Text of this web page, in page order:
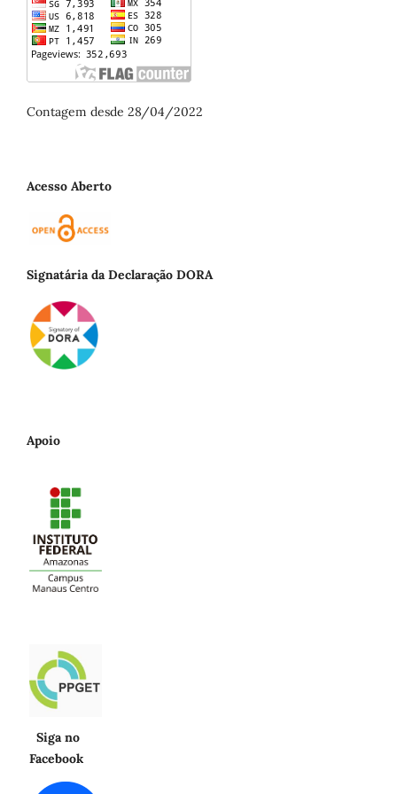
Contagem desde 28/04/2022
Acesso Aberto
Signatária da Declaração DORA
Apoio
Siga no
Facebook